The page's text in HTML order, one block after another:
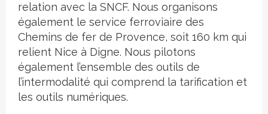
relation avec la SNCF. Nous organisons
également le service ferroviaire des
Chemins de fer de Provence, soit 160 km qui
relient Nice à Digne. Nous pilotons
également l’ensemble des outils de
l’intermodalité qui comprend la tarification et
les outils numériques.